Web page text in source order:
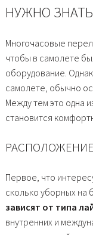
НУЖНО
Многочасовые
чтобы в самолете
оборудование.
самолете, обычно
Между тем это одна
становится
Первое, что
сколько уборных на
зависят от типа
внутренних и